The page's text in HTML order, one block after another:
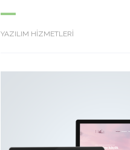
YAZILIM HİZMETLERİ